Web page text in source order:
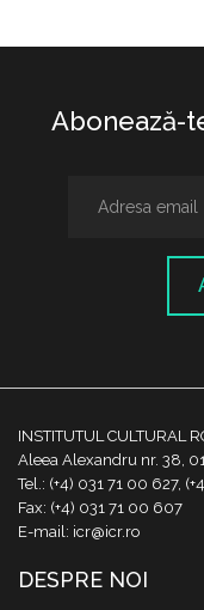
Abonează-
INSTITUTUL CULTURAL
Aleea Alexandru nr. 38,
Tel.: (+4) 031 71 00 627,
Fax: (+4) 031 71 00 607
E-mail: icr@icr.ro
DESPRE NOI